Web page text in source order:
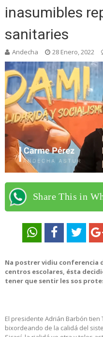
inasumibles
sanitaries
Andecha 28 Enero, 2022
Share This in
Na postrer vidiu conferencia
centros escolares, ésta
tener que sentir les sos
El presidente Adrián Barbón
bixordeando de la calidá del